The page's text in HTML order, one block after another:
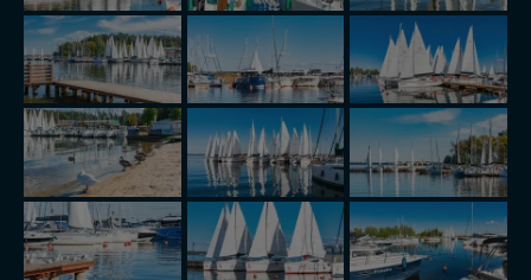
nas bezpieczne, jeśli masz wątpliwości co do naszych
intencji, zawsze możesz wycofać swoją zgodę. Więcej
informacji uzyskach w naszejPolityce Prywatności.
Klikając znak X lub przycisk PRZEJDŹ DO SERWISU
wyrażasz zgodę na przetwarzanie Twoich danych.
Nasz serwis nie wykorzystuje oraz nie udostępnia
Twoich danych innym podmiotom oraz osobom
trzecim. Wyjątkiem jest sytuacja, gdy przekazanie
Twoich danych jest elementem usługi (przekazanie
danych z formularza kontaktowego, przekazanie danych
w przypadku rezerwacji usług typu: nocleg, czartery,